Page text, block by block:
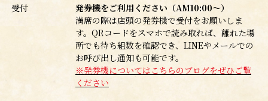
受付
発券機をご利用ください（AM10:00～）
満席の際は店頭の発券機で受付をお願いしま
す。QRコードをスマホで読み取れば、離れた場
所でも待ち組数を確認でき、LINEやメールでの
お呼び出し通知も可能です。
※発券機についてはこちらのブログをぜひご覧
ください